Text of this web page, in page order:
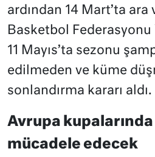
ardından 14 Mart’ta
Basketbol
11 Mayıs’ta sezonu
edilmeden ve küme
sonlandırma kararı aldı.
Avrupa
mücadele edecek